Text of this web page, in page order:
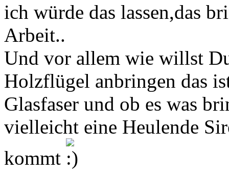
ich würde das lassen,das
Arbeit..
Und vor allem wie willst
Holzflügel anbringen das
Glasfaser und ob es was
vielleicht eine Heulende
kommt